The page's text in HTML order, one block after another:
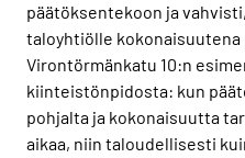
päätöksentekoon ja
taloyhtiölle kokonaisuutena
Virontörmänkatu 10:n
kiinteistönpidosta: kun
pohjalta ja kokonaisuutta
aikaa, niin taloudellisesti